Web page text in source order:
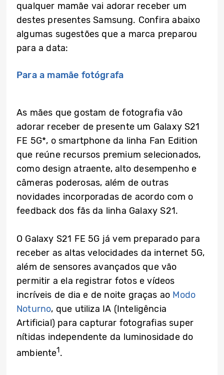
qualquer mamãe vai adorar receber um
destes presentes Samsung. Confira abaixo
algumas sugestões que a marca preparou
para a data:
Para a mamãe fotógrafa
As mães que gostam de fotografia vão
adorar receber de presente um Galaxy S21
FE 5G*, o smartphone da linha Fan Edition
que reúne recursos premium selecionados,
como design atraente, alto desempenho e
câmeras poderosas, além de outras
novidades incorporadas de acordo com o
feedback dos fãs da linha Galaxy S21.
O Galaxy S21 FE 5G já vem preparado para
receber as altas velocidades da internet 5G,
além de sensores avançados que vão
permitir a ela registrar fotos e vídeos
incríveis de dia e de noite graças ao Modo
Noturno, que utiliza IA (Inteligência
Artificial) para capturar fotografias super
nítidas independente da luminosidade do
ambiente1.